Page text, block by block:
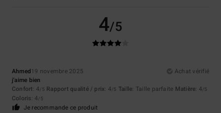
4/5
Ahmed19 novembre 2025
Achat vérifié
j'aime bien
Confort: 4/5 Rapport qualité / prix: 4/5 Taille: Taille parfaite Matière: 4/5
Coloris: 4/5
Je recommande ce produit